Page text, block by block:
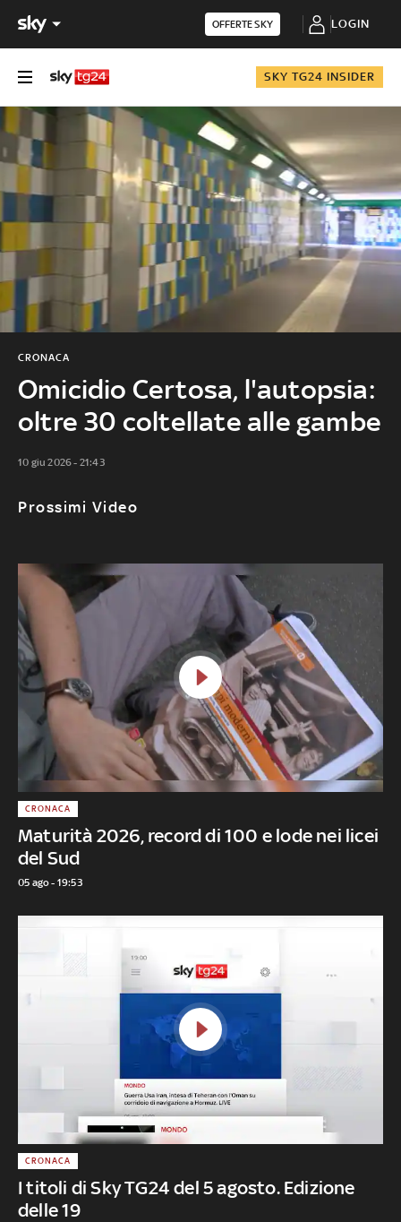
OFFERTE SKY LOGIN
SKY TG24 INSIDER
Omicidio Certosa, l'autopsia:
oltre 30 coltellate alle gambe
CRONACA
10 giu 2026 - 21:43
Prossimi Video
Maturità 2026, record di 100 e lode nei licei
del Sud
CRONACA
05 ago - 19:53
I titoli di Sky TG24 del 5 agosto. Edizione
delle 19
CRONACA